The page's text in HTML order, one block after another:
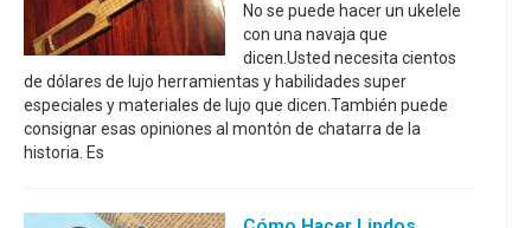
No se puede hacer un ukelele
con una navaja que
dicen.Usted necesita cientos
de dólares de lujo herramientas y habilidades super
especiales y materiales de lujo que dicen.También puede
consignar esas opiniones al montón de chatarra de la
historia. Es